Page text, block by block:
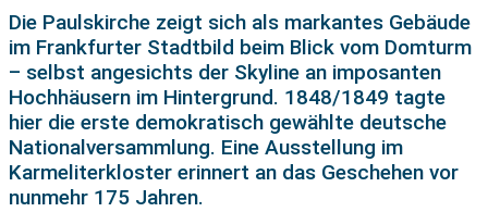
Die Paulskirche zeigt sich als markantes Gebäude
im Frankfurter Stadtbild beim Blick vom Domturm
– selbst angesichts der Skyline an imposanten
Hochhäusern im Hintergrund. 1848/1849 tagte
hier die erste demokratisch gewählte deutsche
Nationalversammlung. Eine Ausstellung im
Karmeliterkloster erinnert an das Geschehen vor
nunmehr 175 Jahren.